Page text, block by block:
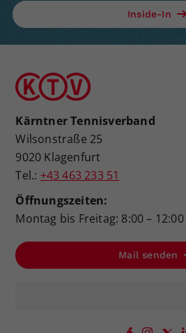
Inside-In
Kärntner Tennisverband
Wilsonstraße 25
9020 Klagenfurt
Tel.: +43 463 233 51
Öffnungszeiten:
Montag bis Freitag: 8:00 –
Mail senden